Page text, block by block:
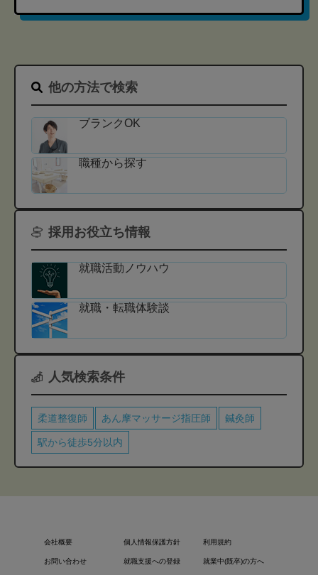
他の方法で検索
ブランクOK
職種から探す
採用お役立ち情報
就職活動ノウハウ
就職・転職体験談
人気検索条件
柔道整復師 あん摩マッサージ指圧師 鍼灸師
駅から徒歩5分以内
会社概要 個人情報保護方針 利用規約
お問い合わせ 就職支援への登録 就業中(既卒)の方へ